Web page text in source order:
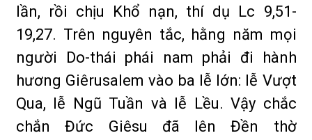
lần, rồi chịu Khổ nạn, thí dụ Lc 9,51-
19,27. Trên nguyên tắc, hằng năm mọi
người Do-thái phái nam phải đi hành
hương Giêrusalem vào ba lễ lớn: lễ Vượt
Qua, lễ Ngũ Tuần và lễ Lều. Vậy chắc
chắn Đức Giêsu đã lên Đền thờ